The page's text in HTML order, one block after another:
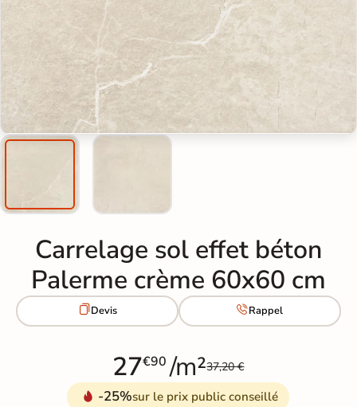
Carrelage sol effet béton
Palerme crème 60x60 cm
Devis Rappel
27€90 /m²37,20 €
-25%sur le prix public conseillé